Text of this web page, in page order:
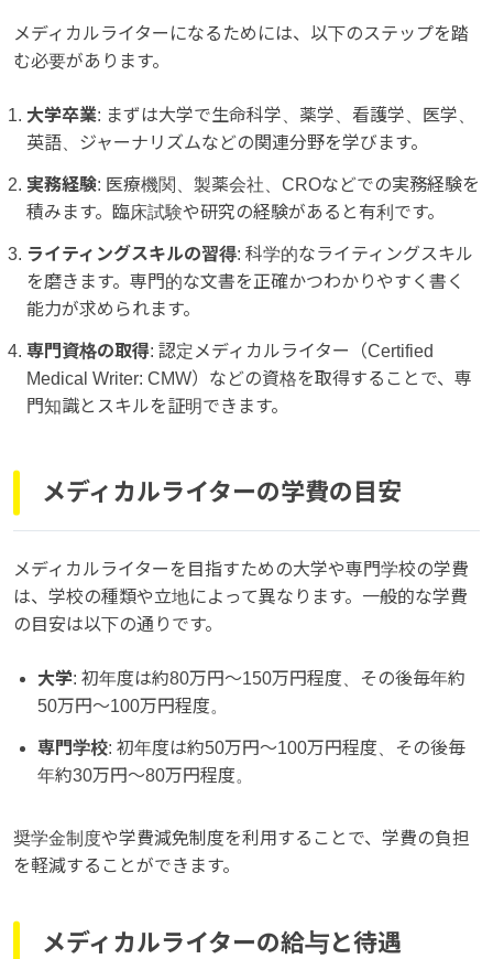
メディカルライターになるためには、以下のステップを踏
む必要があります。
大学卒業: まずは大学で生命科学、薬学、看護学、医学、
英語、ジャーナリズムなどの関連分野を学びます。
実務経験: 医療機関、製薬会社、CROなどでの実務経験を
積みます。臨床試験や研究の経験があると有利です。
ライティングスキルの習得: 科学的なライティングスキル
を磨きます。専門的な文書を正確かつわかりやすく書く
能力が求められます。
専門資格の取得: 認定メディカルライター（Certified
Medical Writer: CMW）などの資格を取得することで、専
門知識とスキルを証明できます。
メディカルライターの学費の目安
メディカルライターを目指すための大学や専門学校の学費
は、学校の種類や立地によって異なります。一般的な学費
の目安は以下の通りです。
大学: 初年度は約80万円〜150万円程度、その後毎年約
50万円〜100万円程度。
専門学校: 初年度は約50万円〜100万円程度、その後毎
年約30万円〜80万円程度。
奨学金制度や学費減免制度を利用することで、学費の負担
を軽減することができます。
メディカルライターの給与と待遇